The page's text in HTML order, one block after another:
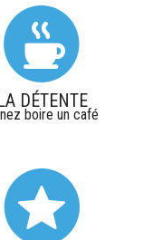
DÉTENTE
boire un café